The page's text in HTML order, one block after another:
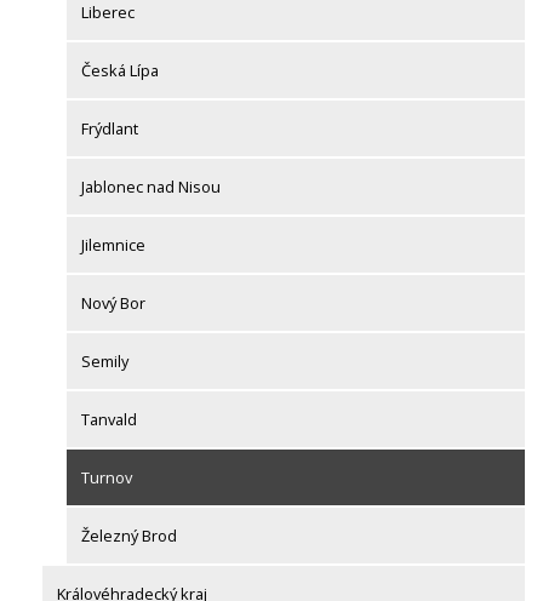
Liberec
Česká Lípa
Frýdlant
Jablonec nad Nisou
Jilemnice
Nový Bor
Semily
Tanvald
Turnov
Železný Brod
Královéhradecký kraj